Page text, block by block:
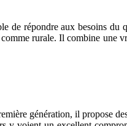
répondre aux besoins
rurale. Il combine
génération, il propose